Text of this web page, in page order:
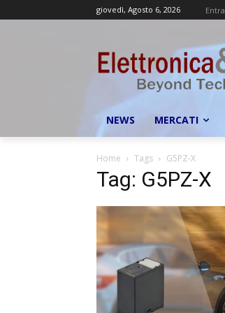
giovedì, Agosto 6, 2026 Entra
NEWS MERCATI
Home Tags G5PZ-X
Tag: G5PZ-X